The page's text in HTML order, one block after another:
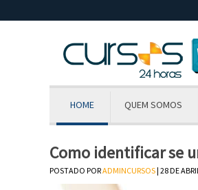
HOME QUEM SOMOS
Como identificar se
POSTADO PORADMINCURSOS| 28 DE